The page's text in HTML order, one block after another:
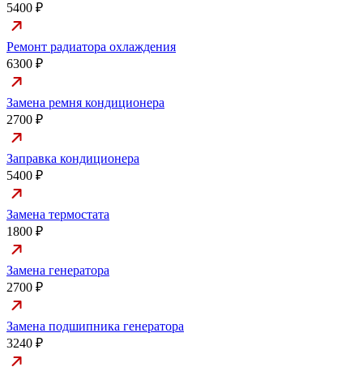
5400 ₽
Ремонт радиатора охлаждения
6300 ₽
Замена ремня кондиционера
2700 ₽
Заправка кондиционера
5400 ₽
Замена термостата
1800 ₽
Замена генератора
2700 ₽
Замена подшипника генератора
3240 ₽